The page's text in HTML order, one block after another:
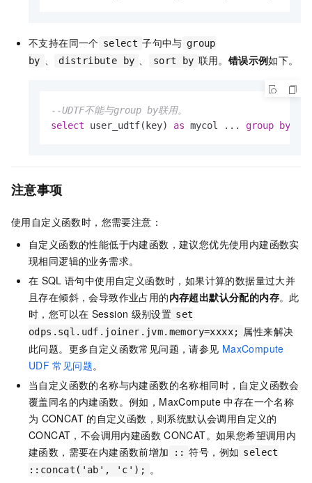
不支持在同一个 select 子句中与 group
by 、 distribute by 、 sort by 联用。 错误示例如下。
--UDTF不能与group by联用。
select user_udtf(key) as mycol ... group by
注意事项
使用自定义函数时，您需要注意：
自定义函数的性能低于内建函数，建议您优先使用内建函数实
现相同逻辑的业务需求。
在 SQL 语句中使用自定义函数时，如果计算的数据量过大并
且存在倾斜，会导致作业占用的内存超出默认分配的内存。此
时，您可以在 Session 级别设置 set
odps.sql.udf.joiner.jvm.memory=xxxx;
属性来解决
此问题。更多自定义函数常见问题，请参见 MaxCompute
UDF 常见问题。
当自定义函数的名称与内建函数的名称相同时，自定义函数会
覆盖同名的内建函数。例如，MaxCompute 中存在一个名称
为 CONCAT 的自定义函数，则系统默认会调用自定义的
CONCAT，不会调用内建函数 CONCAT。如果您希望调用内
建函数，需要在内建函数前增加
:: 符号，例如 select
::concat('ab', 'c'); 。